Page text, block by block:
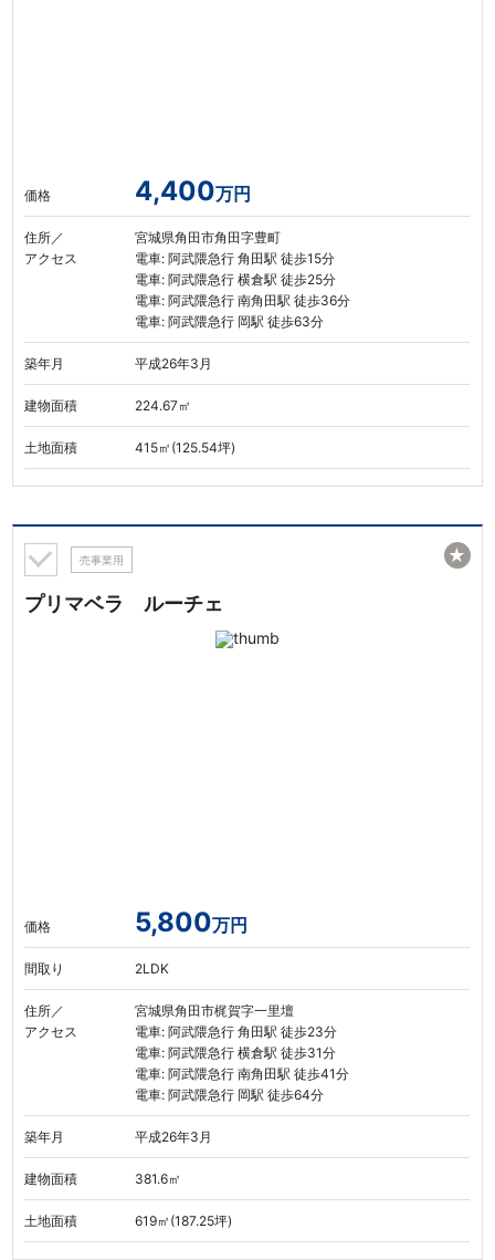
価格 4,400万円
住所／
アクセス
宮城県角田市角田字豊町
電車: 阿武隈急行 角田駅 徒歩15分
電車: 阿武隈急行 横倉駅 徒歩25分
電車: 阿武隈急行 南角田駅 徒歩36分
電車: 阿武隈急行 岡駅 徒歩63分
築年月 平成26年3月
建物面積 224.67㎡
土地面積 415㎡(125.54坪)
売事業用
プリマベラ ルーチェ
価格 5,800万円
間取り 2LDK
住所／
アクセス
宮城県角田市梶賀字一里壇
電車: 阿武隈急行 角田駅 徒歩23分
電車: 阿武隈急行 横倉駅 徒歩31分
電車: 阿武隈急行 南角田駅 徒歩41分
電車: 阿武隈急行 岡駅 徒歩64分
築年月 平成26年3月
建物面積 381.6㎡
土地面積 619㎡(187.25坪)
★